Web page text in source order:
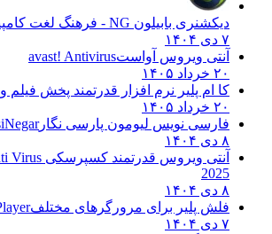
دیکشنری بابیلون NG - فرهنگ لغت کامپیوتر
۷ دی ۱۴۰۴
آنتی ویروس آواستavast! Antivirus
۲۰ خرداد ۱۴۰۵
کا ام پلیر نرم افزار قدرتمند پخش فیلم
۲۰ خرداد ۱۴۰۵
فارسی نویس لیومون پارسی نگار
۸ دی ۱۴۰۴
آنتی ویروس قدرتمند کسپرسکی 2025 Virus
2025
۸ دی ۱۴۰۴
فلش پلیر برای مرورگرهای مختلف
۷ دی ۱۴۰۴